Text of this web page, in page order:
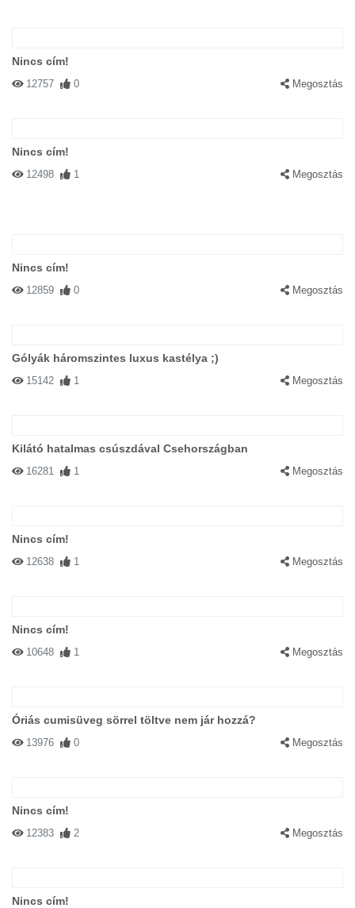
Nincs cím!
12757 0 Megosztás
Nincs cím!
12498 1 Megosztás
Nincs cím!
12859 0 Megosztás
Gólyák háromszintes luxus kastélya ;)
15142 1 Megosztás
Kilátó hatalmas csúszdával Csehországban
16281 1 Megosztás
Nincs cím!
12638 1 Megosztás
Nincs cím!
10648 1 Megosztás
Óriás cumisüveg sörrel töltve nem jár hozzá?
13976 0 Megosztás
Nincs cím!
12383 2 Megosztás
Nincs cím!